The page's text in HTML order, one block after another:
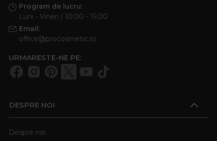
Program de lucru:
Luni - Vineri / 10:00 - 15:00
Email:
office@procosmetic.ro
URMARESTE-NE PE:
DESPRE NOI
Despre noi